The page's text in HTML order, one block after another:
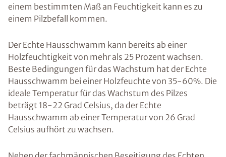
einem bestimmten Maß an Feuchtigkeit kann es zu
einem Pilzbefall kommen.
Der Echte Hausschwamm kann bereits ab einer
Holzfeuchtigkeit von mehr als 25 Prozent wachsen.
Beste Bedingungen für das Wachstum hat der Echte
Hausschwamm bei einer Holzfeuchte von 35-60%. Die
ideale Temperatur für das Wachstum des Pilzes
beträgt 18-22 Grad Celsius, da der Echte
Hausschwamm ab einer Temperatur von 26 Grad
Celsius aufhört zu wachsen.